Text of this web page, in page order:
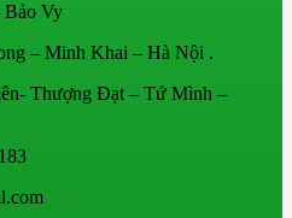
Bảo Vy
– Minh Khai – Hà Nội .
Thượng Đạt – Tứ Mình –